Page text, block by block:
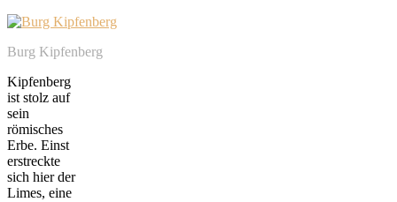
Burg Kipfenberg
Kipfenberg
ist stolz auf
sein
römisches
Erbe. Einst
erstreckte
sich hier der
Limes, eine